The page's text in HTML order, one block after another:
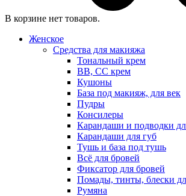
В корзине нет товаров.
Женское
Средства для макияжа
Тональный крем
BB, CC крем
Кушоны
База под макияж, для век
Пудры
Консилеры
Карандаши и подводки
Карандаши для губ
Тушь и база под тушь
Всё для бровей
Фиксатор для бровей
Помады, тинты, блески
Румяна